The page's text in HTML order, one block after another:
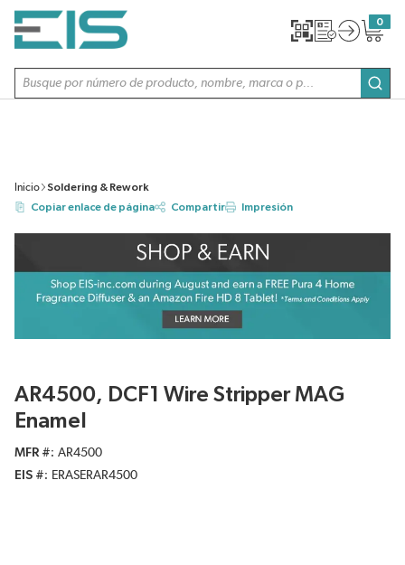
SALTAR AL CONTENIDO PRINCIPAL
Búsqueda de sitio
0
{0}
Inicio
Soldering & Rework
Copiar enlace de página
Compartir Impresión
AR4500, DCF1 Wire Stripper MAG
Enamel
MFR #
AR4500
EIS #
ERASERAR4500